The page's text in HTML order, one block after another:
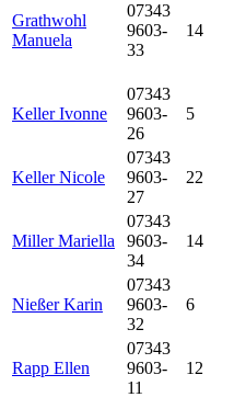
Grathwohl
Manuela
07343
9603-
33
14
Keller Ivonne
07343
9603-
26
5
Keller Nicole
07343
9603-
27
22
Miller Mariella
07343
9603-
34
14
Nießer Karin
07343
9603-
32
6
Rapp Ellen
07343
9603-
11
12